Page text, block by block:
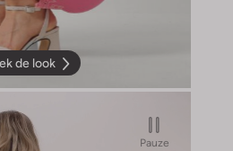
de look
Pauze